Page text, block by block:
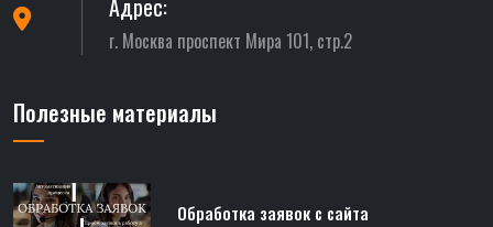
г. Москва проспект Мира 101, стр.2
Полезные материалы
Обработка заявок с сайта